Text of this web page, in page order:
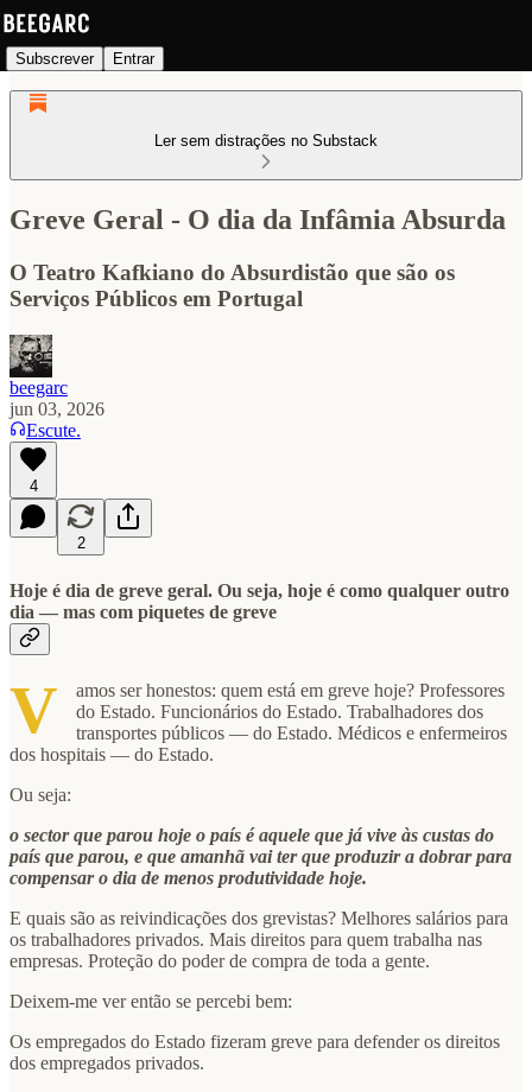
Subscrever Entrar
Ler sem distrações no Substack
Greve Geral - O dia da Infâmia Absurda
O Teatro Kafkiano do Absurdistão que são os
Serviços Públicos em Portugal
beegarc
jun 03, 2026
Escute.
4
2
Hoje é dia de greve geral. Ou seja, hoje é como qualquer outro
dia — mas com piquetes de greve
V
amos ser honestos: quem está em greve hoje? Professores
do Estado. Funcionários do Estado. Trabalhadores dos
transportes públicos — do Estado. Médicos e enfermeiros
dos hospitais — do Estado.
Ou seja:
o sector que parou hoje o país é aquele que já vive às custas do
país que parou, e que amanhã vai ter que produzir a dobrar para
compensar o dia de menos produtividade hoje.
E quais são as reivindicações dos grevistas? Melhores salários para
os trabalhadores privados. Mais direitos para quem trabalha nas
empresas. Proteção do poder de compra de toda a gente.
Deixem-me ver então se percebi bem:
Os empregados do Estado fizeram greve para defender os direitos
dos empregados privados.